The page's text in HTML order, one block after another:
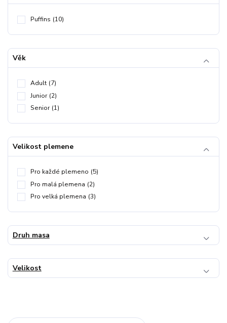
Puffins (10)
Věk
Adult (7)
Junior (2)
Senior (1)
Velikost plemene
Pro každé plemeno (5)
Pro malá plemena (2)
Pro velká plemena (3)
Druh masa
Velikost